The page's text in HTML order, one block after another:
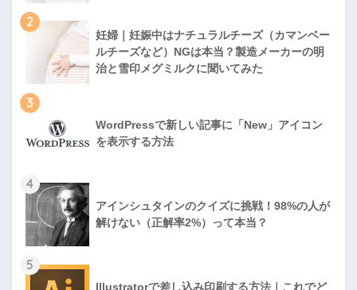
2
妊婦｜妊娠中はナチュラルチーズ（カマンベー
ルチーズなど）NGは本当？製造メーカーの明
治と雪印メグミルクに聞いてみた
3
WordPressで新しい記事に「New」アイコン
を表示する方法
4
アインシュタインのクイズに挑戦！98%の人が
解けない（正解率2%）って本当？
5
Illustratorで差し込み印刷する方法｜これでど